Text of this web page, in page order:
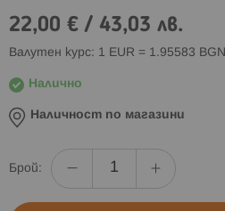
22,00 € / 43,03 лв.
Валутен курс: 1 EUR = 1.95583 BGN
Налично
Наличност по магазини
Брой: